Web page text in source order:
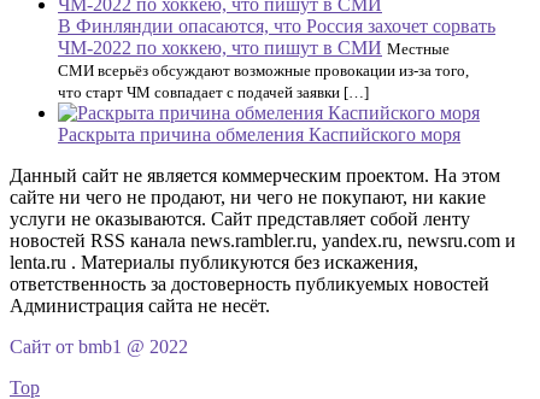
В Финляндии опасаются, что Россия захочет сорвать
ЧМ-2022 по хоккею, что пишут в СМИ Местные
СМИ всерьёз обсуждают возможные провокации из-за того,
что старт ЧМ совпадает с подачей заявки […]
Раскрыта причина обмеления Каспийского моря
Данный сайт не является коммерческим проектом. На этом
сайте ни чего не продают, ни чего не покупают, ни какие
услуги не оказываются. Сайт представляет собой ленту
новостей RSS канала news.rambler.ru, yandex.ru, newsru.com и
lenta.ru . Материалы публикуются без искажения,
ответственность за достоверность публикуемых новостей
Администрация сайта не несёт.
Сайт от bmb1 @ 2022
Top